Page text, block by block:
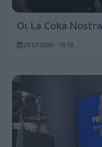
Οι La Coka
23.07.2026 - 16:13